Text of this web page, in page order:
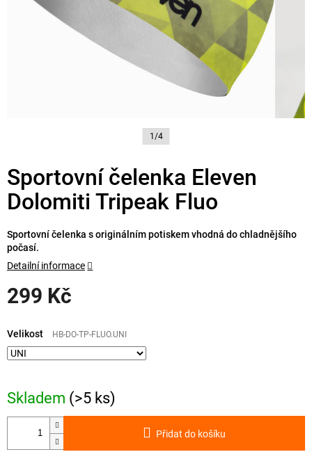
1/4
Sportovní čelenka Eleven
Dolomiti Tripeak Fluo
299 Kč
cena:
Skladem (>5 ks)
Velikost HB-DO-TP-FLUO.UNI
Přidat do košíku
Sportovní čelenka s originálním potiskem vhodná do chladnějšího
počasí.
Detailní informace